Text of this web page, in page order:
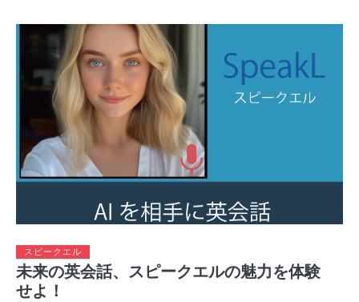
スピークエル
未来の英会話、スピークエルの魅力を体験
せよ！